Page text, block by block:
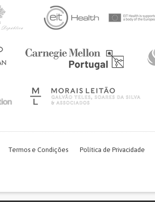
Termos e Condições Política de Privacidade